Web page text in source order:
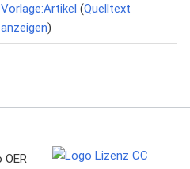
Vorlage:Artikel (Quelltext
anzeigen)